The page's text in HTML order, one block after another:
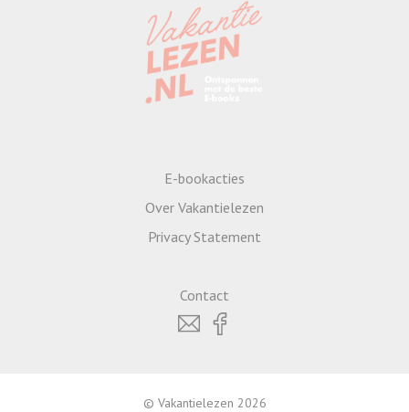
E-bookacties
Over Vakantielezen
Privacy Statement
Contact
© Vakantielezen 2026